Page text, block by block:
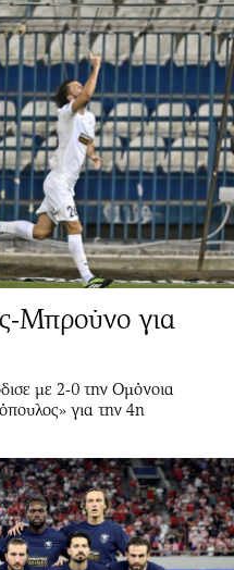
Μπρούνο για
με 2-0 την Ομόνοια
για την 4η